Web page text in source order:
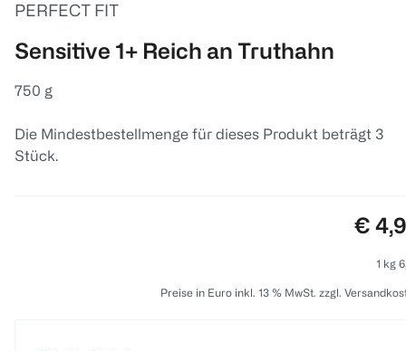
PERFECT FIT
Sensitive 1+ Reich an Truthahn
750 g
Die Mindestbestellmenge für dieses Produkt beträgt 3
Stück.
€
1 kg
Preise in Euro inkl. 13 % MwSt. zzgl.